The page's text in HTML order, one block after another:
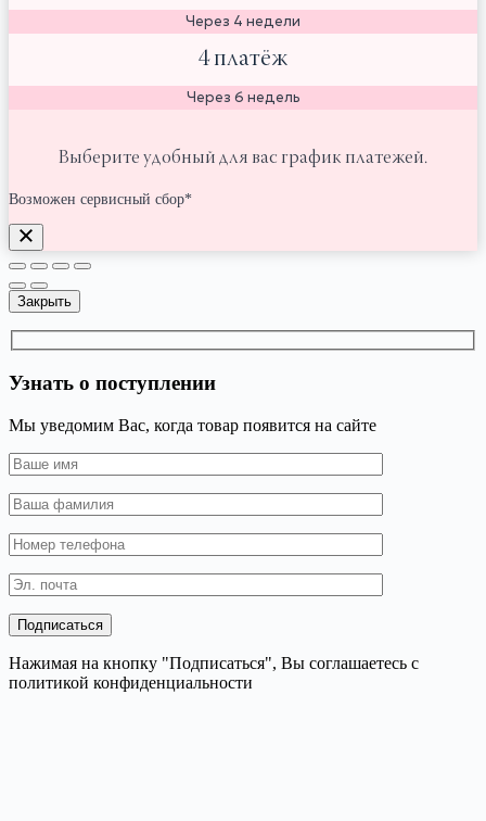
Через 4 недели
4 платёж
Через 6 недель
Выберите удобный для вас график платежей.
Возможен сервисный сбор*
Закрыть
Узнать о поступлении
Мы уведомим Вас, когда товар появится на сайте
Нажимая на кнопку "Подписаться", Вы соглашаетесь с
политикой конфиденциальности